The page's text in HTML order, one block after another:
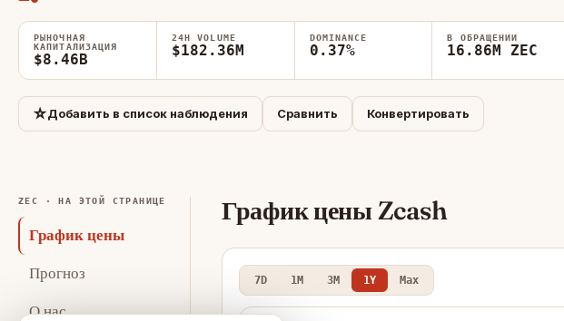
РЫНОЧНАЯ
КАПИТАЛИЗАЦИЯ
$8.46B
24H VOLUME
$182.36M
DOMINANCE
0.37%
В ОБРАЩЕНИИ
16.86M ZEC
☆Добавить в список наблюдения Сравнить Конвертировать
ZEC · НА ЭТОЙ СТРАНИЦЕ
График цены
Прогноз
О нас
График цены Zcash
7D 1M 3M 1Y Max